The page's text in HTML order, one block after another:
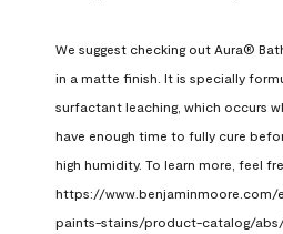
We suggest checking out Aura®
in a matte finish. It is specially
surfactant leaching, which occurs
have enough time to fully cure
high humidity. To learn more, feel
https://
paints-stains/product-catalog/